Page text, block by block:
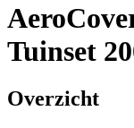
Tuinset
Overzicht